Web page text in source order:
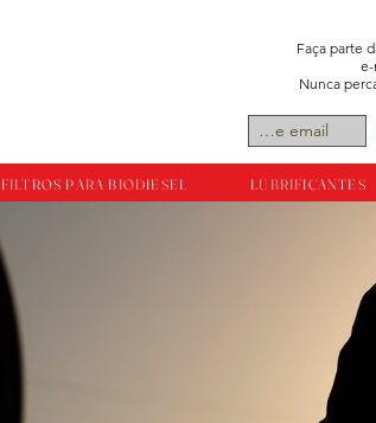
Faça parte
e-
Nunca
FILTROS PARA BIODIESEL LUBRIFICANTES